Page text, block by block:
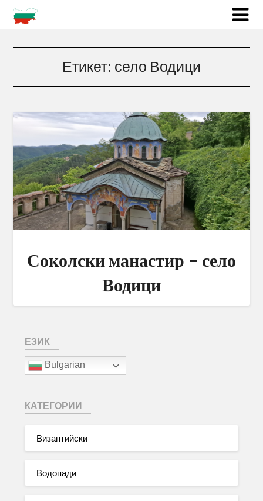
Етикет: село Водици
Соколски манастир – село
Водици
ЕЗИК
Bulgarian
КАТЕГОРИИ
Византийски
Водопади